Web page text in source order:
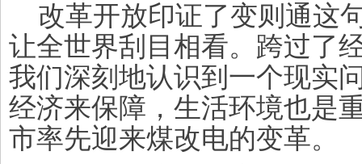
改革开放印证了变则通这
让全世界刮目相看。跨过了
我们深刻地认识到一个现实
经济来保障，生活环境也是
市率先迎来煤改电的变革。